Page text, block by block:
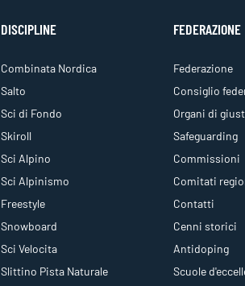
DISCIPLINE
Combinata Nordica
Salto
Sci di Fondo
Skiroll
Sci Alpino
Sci Alpinismo
Freestyle
Snowboard
Sci Velocita
Slittino Pista Naturale
FEDERAZIONE
Federazione
Consiglio
Organi di
Safeguarding
Commissioni
Comitati
Contatti
Cenni storici
Antidoping
Scuole